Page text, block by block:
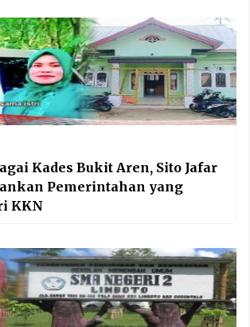
Kades Bukit Aren, Sito Jafar
Pemerintahan yang
KKN